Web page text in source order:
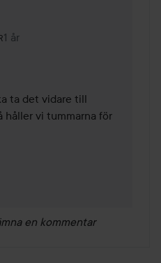
Lyko Creator.
1 år
Kommentaren lades 1 år
ta det vidare till
håller vi tummarna för
en kommentar